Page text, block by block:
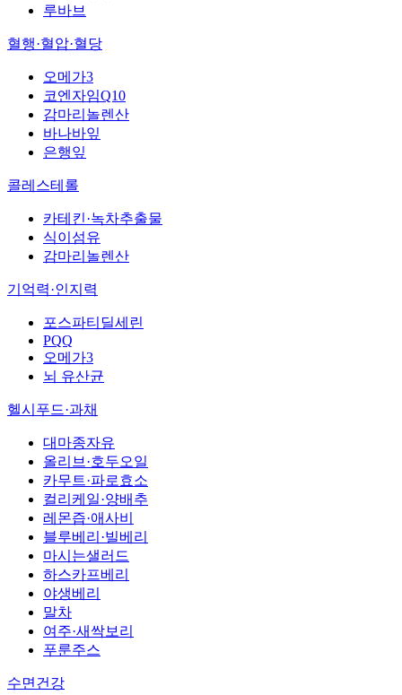
루바브
혈행·혈압·혈당
오메가3
코엔자임Q10
감마리놀렌산
바나바잎
은행잎
콜레스테롤
카테킨·녹차추출물
식이섬유
감마리놀렌산
기억력·인지력
포스파티딜세린
PQQ
오메가3
뇌 유산균
헬시푸드·과채
대마종자유
올리브·호두오일
카무트·파로효소
컬리케일·양배추
레몬즙·애사비
블루베리·빌베리
마시는샐러드
하스카프베리
야생베리
말차
여주·새싹보리
푸룬주스
수면건강